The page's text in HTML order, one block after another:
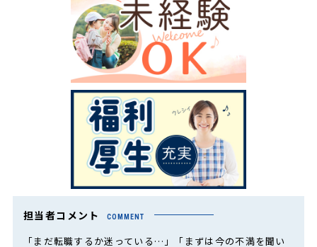
担当者コメント COMMENT
「まだ転職するか迷っている…」「まずは今の不満を聞い